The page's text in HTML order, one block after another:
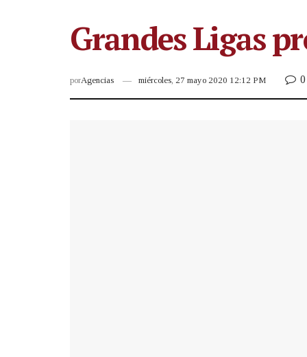
Grandes Ligas
porAgencias miércoles, 27 mayo 2020 12:12 PM 0